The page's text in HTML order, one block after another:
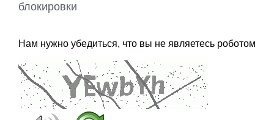
блокировки
Нам нужно убедиться, что вы не являетесь роботом